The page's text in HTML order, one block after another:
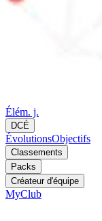
Élém. j.
DCÉ
ÉvolutionsObjectifs
Classements
Packs
Créateur d'équipe
MyClub